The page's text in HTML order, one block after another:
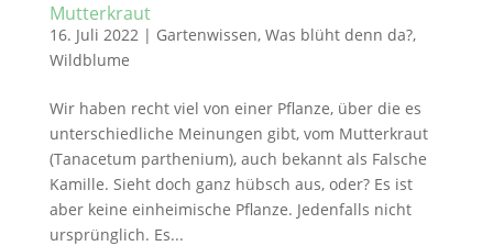
Mutterkraut
16. Juli 2022| Gartenwissen, Was blüht denn da?,
Wildblume
Wir haben recht viel von einer Pflanze, über die es
unterschiedliche Meinungen gibt, vom Mutterkraut
(Tanacetum parthenium), auch bekannt als Falsche
Kamille. Sieht doch ganz hübsch aus, oder? Es ist
aber keine einheimische Pflanze. Jedenfalls nicht
ursprünglich. Es...